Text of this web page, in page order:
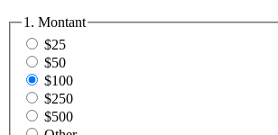
1. Montant
$25
$50
$100
$250
$500